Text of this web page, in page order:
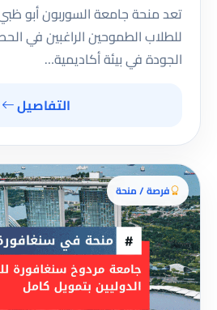
تعد منحة جامعة السوربون أبو
للطلاب الطموحين الراغبين في
الجودة في بيئة أكاديمية…
التفاصيل
فرصة / منحة